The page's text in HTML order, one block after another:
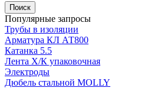
Поиск
Популярные запросы
Трубы в изоляции
Арматура КЛ АТ800
Катанка 5.5
Лента Х/К упаковочная
Электроды
Дюбель стальной MOLLY